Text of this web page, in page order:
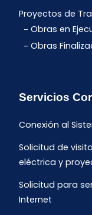
Proyectos de
Obras en
Obras
Servicios
Conexión al
Solicitud de
eléctrica y
Solicitud para
Internet